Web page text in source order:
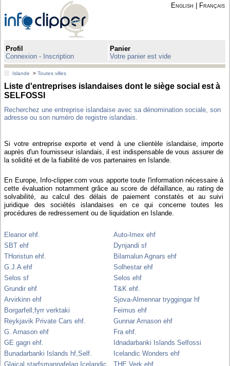
English Français
Profil
Connexion - Inscription
Panier
Votre panier est vide
Islande >Toutes villes
Liste d'entreprises islandaises dont le siège social est à
SELFOSSI
Recherchez une entreprise islandaise avec sa dénomination sociale, son
adresse ou son numéro de registre islandais.
Si votre entreprise exporte et vend à une clientèle islandaise, importe
auprès d'un fournisseur islandais, il est indispensable de vous assurer de
la solidité et de la fiabilité de vos partenaires en Islande.
En Europe, Info-clipper.com vous apporte toute l'information nécessaire à
cette évaluation notamment grâce au score de défaillance, au rating de
solvabilité, au calcul des délais de paiement constatés et au suivi
juridique des sociétés islandaises en ce qui concerne toutes les
procédures de redressement ou de liquidation en Islande.
Eleanor ehf.
Auto-Imex ehf
SBT ehf
Dynjandi sf
THoristun ehf.
Bilamalun Agnars ehf
G.J.A ehf
Solhestar ehf
Selos sf
Selos ehf
Grundir ehf
T&K ehf.
Arvirkinn ehf
Sjova-Almennar tryggingar hf
Borgarfell,fyrr verktaki
Feimus ehf
Reykjavik Private Cars ehf.
Gunnar Arnason ehf
G. Arnason ehf
Fra ehf.
GE gagn ehf.
Idnadarbanki Islands Selfossi
Bunadarbanki Islands hf,Self.
Icelandic Wonders ehf
Glaical,starfsmannafelag Icelandic
THE Verk ehf